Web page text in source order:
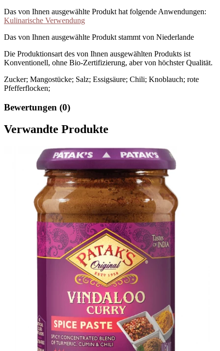
Das von Ihnen ausgewählte Produkt hat folgende Anwendungen:
Kulinarische Verwendung
Das von Ihnen ausgewählte Produkt stammt von Niederlande
Die Produktionsart des von Ihnen ausgewählten Produkts ist
Konventionell, ohne Bio-Zertifizierung, aber von höchster Qualität.
Zucker; Mangostücke; Salz; Essigsäure; Chili; Knoblauch; rote
Pfefferflocken;
Bewertungen (0)
Verwandte Produkte